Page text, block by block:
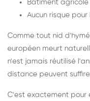
Bâtiment agricole
Aucun risque
Comme tout nid
européen meurt
n'est jamais réutilisé
distance peuvent
C'est exactement pour